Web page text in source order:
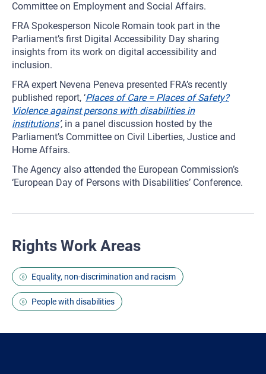
Committee on Employment and Social Affairs.
FRA Spokesperson Nicole Romain took part in the
Parliament’s first Digital Accessibility Day sharing
insights from its work on digital accessibility and
inclusion.
FRA expert Nevena Peneva presented FRA’s recently
published report, ‘Places of Care = Places of Safety?
Violence against persons with disabilities in
institutions’, in a panel discussion hosted by the
Parliament’s Committee on Civil Liberties, Justice and
Home Affairs.
The Agency also attended the European Commission’s
‘European Day of Persons with Disabilities’ Conference.
Rights Work Areas
Equality, non-discrimination and racism
People with disabilities